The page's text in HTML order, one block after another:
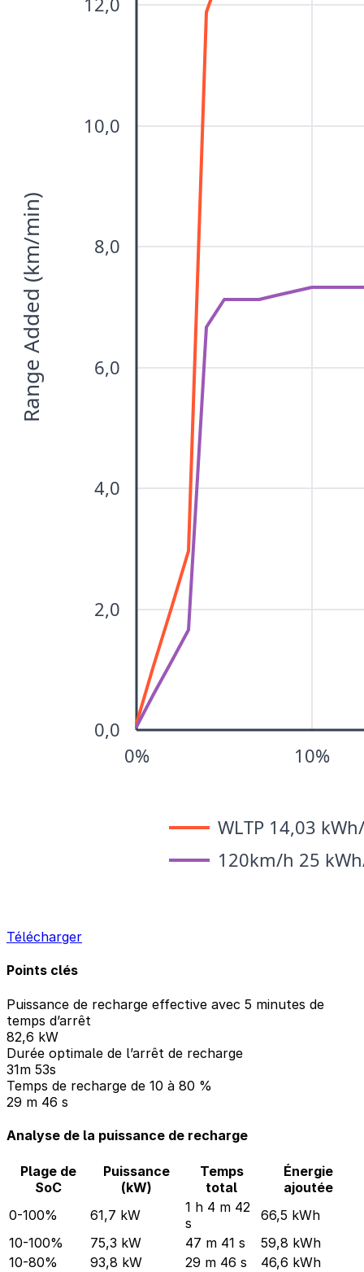
Télécharger
Points clés
Puissance de recharge effective avec 5 minutes de
temps d’arrêt
82,6 kW
Durée optimale de l’arrêt de recharge
31m 53s
Temps de recharge de 10 à 80 %
29 m 46 s
Analyse de la puissance de recharge
Plage de
SoC
Puissance
(kW)
Temps
total
Énergie
ajoutée
0-100%
61,7 kW
1 h 4 m 42
s
66,5 kWh
10-100%
75,3 kW 47 m 41 s
59,8 kWh
10-80%
93,8 kW 29 m 46 s 46,6 kWh